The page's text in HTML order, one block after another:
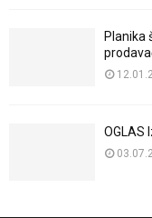
Planika
OGLAS